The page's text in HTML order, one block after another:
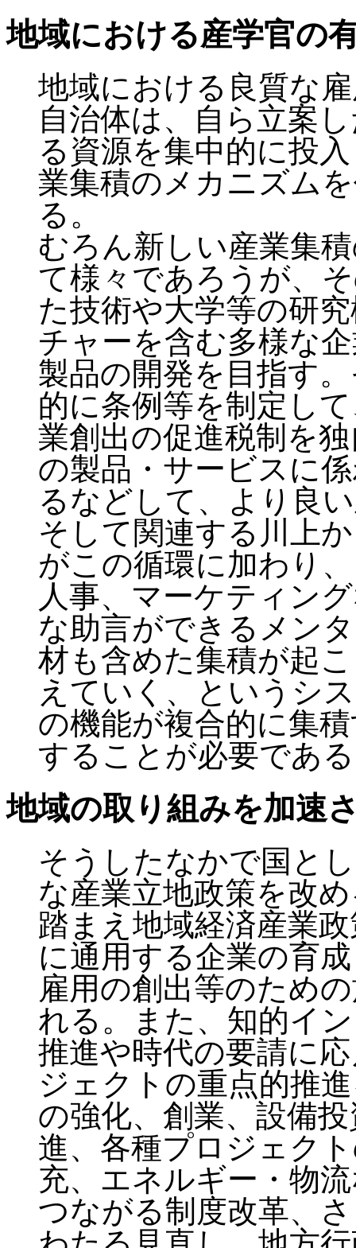
地域における産学官の
地域における良質な
自治体は、自ら立案
る資源を集中的に投
業集積のメカニズム
る。
むろん新しい産業集
て様々であろうが、
た技術や大学等の研
チャーを含む多様な
製品の開発を目指す
的に条例等を制定し
業創出の促進税制を
の製品・サービスに
るなどして、より良
そして関連する川上
がこの循環に加わり
人事、マーケティン
な助言ができるメン
材も含めた集積が起
えていく、というシ
の機能が複合的に集
することが必要であ
地域の取り組みを加速
そうしたなかで国と
な産業立地政策を改
踏まえ地域経済産業
に通用する企業の育
雇用の創出等のため
れる。また、知的イ
推進や時代の要請に
ジェクトの重点的推
の強化、創業、設備
進、各種プロジェク
充、エネルギー・物
つながる制度改革、